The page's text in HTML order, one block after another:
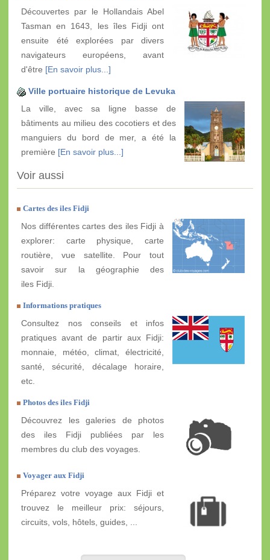
Découvertes par le Hollandais Abel
Tasman en 1643, les îles Fidji ont
ensuite été explorées par divers
navigateurs européens, avant
d'être [En savoir plus...]
Ville portuaire historique de Levuka
La ville, avec sa ligne basse de
bâtiments au milieu des cocotiers et des
manguiers du bord de mer, a été la
première [En savoir plus...]
Voir aussi
Cartes des iles Fidji
Nos différentes cartes des iles Fidji à
explorer: carte physique, carte
routière, vue satellite. Pour tout
savoir sur la géographie des
iles Fidji.
Informations pratiques
Consultez nos conseils et infos
pratiques avant de partir aux Fidji:
monnaie, météo, climat, électricité,
santé, sécurité, décalage horaire,
etc.
Photos des iles Fidji
Découvrez les galeries de photos
des iles Fidji publiées par les
membres du club des voyages.
Voyager aux Fidji
Préparez votre voyage aux Fidji et
trouvez le meilleur prix: séjours,
circuits, vols, hôtels, guides, ...